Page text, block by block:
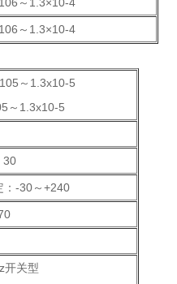
～1.3×10-4
～1.3x10-5
～1.3x10-5
30
：-30～+240
开关型